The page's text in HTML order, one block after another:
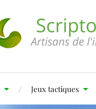
Jeux tactiques